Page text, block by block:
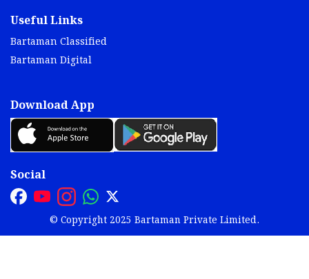
Useful Links
Bartaman Classified
Bartaman Digital
Download App
Social
© Copyright 2025 Bartaman Private Limited.